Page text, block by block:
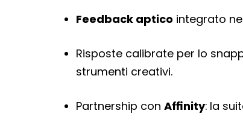
Feedback aptico integrato
Risposte calibrate per lo
strumenti creativi.
Partnership con Affinity: la